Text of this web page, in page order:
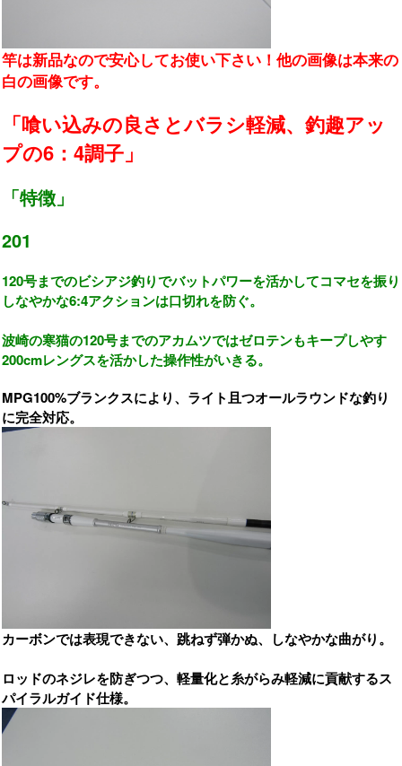
竿は新品なので安心してお使い下さい！他の画像は本来の
白の画像です。
「喰い込みの良さとバラシ軽減、釣趣アッ
プの6：4調子」
「特徴」
201
120号までのビシアジ釣りでバットパワーを活かしてコマセを振り
しなやかな6:4アクションは口切れを防ぐ。
波崎の寒猫の120号までのアカムツではゼロテンもキープしやす
200cmレングスを活かした操作性がいきる。
MPG100%ブランクスにより、ライト且つオールラウンドな釣り
に完全対応。
カーボンでは表現できない、跳ねず弾かぬ、しなやかな曲がり。
ロッドのネジレを防ぎつつ、軽量化と糸がらみ軽減に貢献するス
パイラルガイド仕様。